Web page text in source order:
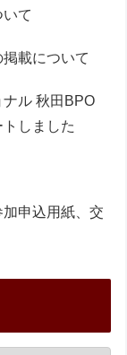
て
載について
ル 秋田BPO
しました
申込用紙、交